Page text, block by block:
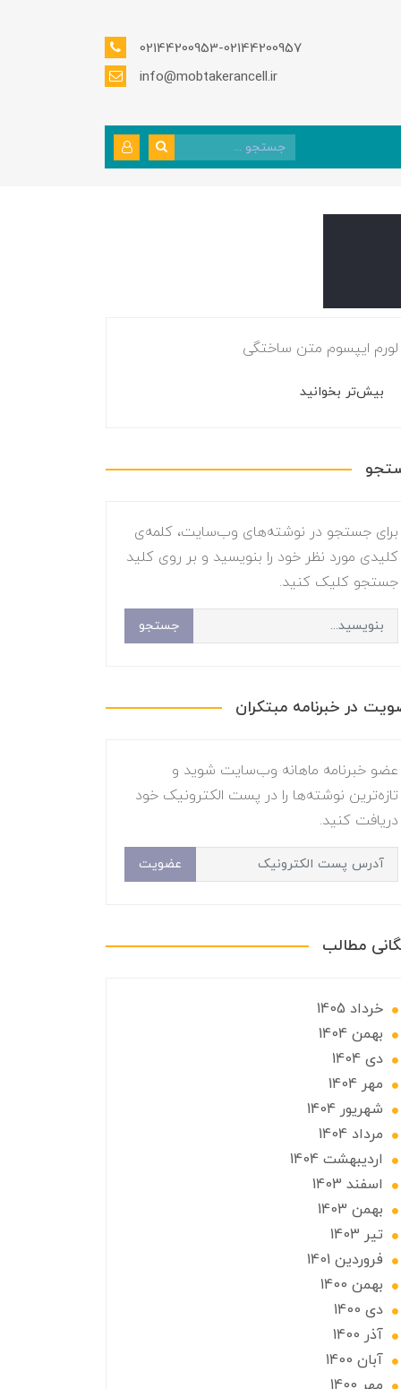
02144200953-02144200957
info@mobtakerancell.ir
لورم ایپسوم متن ساختگی
بیش‌تر بخوانید
برای جستجو در نوشته‌های وب‌سایت، کلمه‌ی
کلیدی مورد نظر خود را بنویسید و بر روی کلید
جستجو کلیک کنید.
جستجو
در خبرنامه مبتکران
عضو خبرنامه ماهانه وب‌سایت شوید و
تازه‌ترین نوشته‌ها را در پست الکترونیک خود
دریافت کنید.
عضویت
مطالب
خرداد 1405
بهمن 1404
دی 1404
مهر 1404
شهریور 1404
مرداد 1404
ارديبهشت 1404
اسفند 1403
بهمن 1403
تير 1403
فروردین 1401
بهمن 1400
دی 1400
آذر 1400
آبان 1400